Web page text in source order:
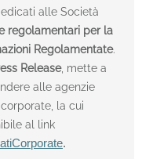
alle Società
regolamentari per la
Regolamentate.
Release, mette a
alle agenzie
la cui
al link
.